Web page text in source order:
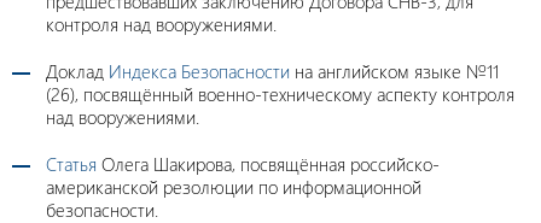
контроля над вооружениями.
Доклад Индекса Безопасности на английском языке №11
(26), посвящённый военно-техническому аспекту контроля
над вооружениями.
Статья Олега Шакирова, посвящённая российско-
американской резолюции по информационной
безопасности.